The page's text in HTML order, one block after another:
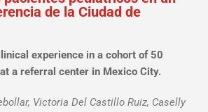
de la Ciudad de
experience in a cohort of 50
a referral center in Mexico City.
Victoria Del Castillo Ruiz, Caselly